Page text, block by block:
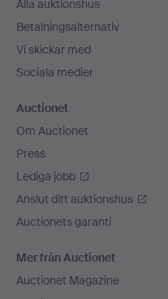
Alla auktionshus
Betalningsalternativ
Vi skickar med
Sociala medier
Auctionet
Om Auctionet
Press
Lediga jobb
Anslut ditt auktionshus
Auctionets garanti
Mer från Auctionet
Auctionet Magazine